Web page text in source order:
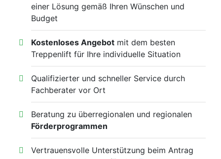
einer Lösung gemäß Ihren Wünschen und
Budget
Kostenloses Angebot mit dem besten
Treppenlift für Ihre individuelle Situation
Qualifizierter und schneller Service durch
Fachberater vor Ort
Beratung zu überregionalen und regionalen
Förderprogrammen
Vertrauensvolle Unterstützung beim Antrag